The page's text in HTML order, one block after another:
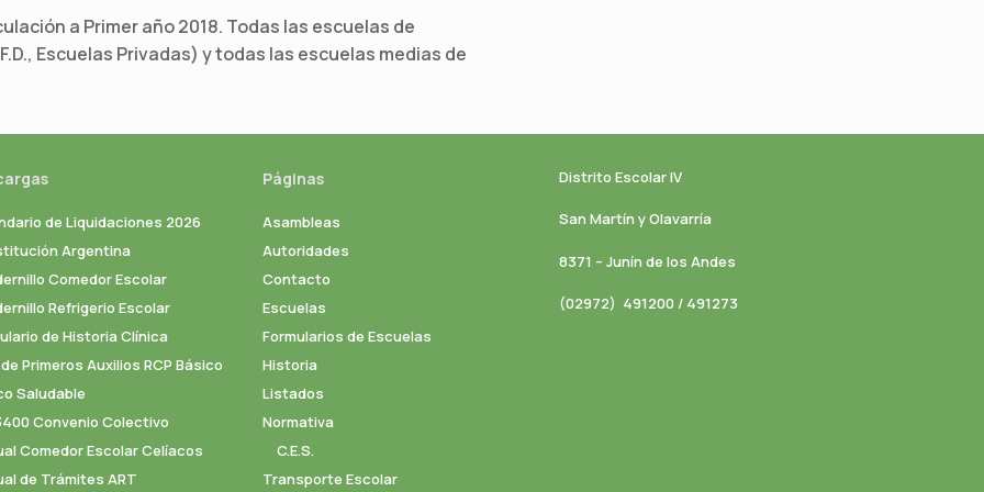
a Primer año 2018. Todas las escuelas de
Escuelas Privadas) y todas las escuelas medias de
de Liquidaciones 2026
Argentina
Comedor Escolar
Refrigerio Escolar
de Historia Clínica
Primeros Auxilios RCP Básico
Saludable
Convenio Colectivo
Comedor Escolar Celíacos
de Trámites ART
Páginas
Asambleas
Autoridades
Contacto
Escuelas
Formularios de Escuelas
Historia
Listados
Normativa
C.E.S.
Transporte Escolar
Distrito Escolar IV
San Martín y Olavarría
8371 – Junín de los Andes
(02972) 491200 / 491273